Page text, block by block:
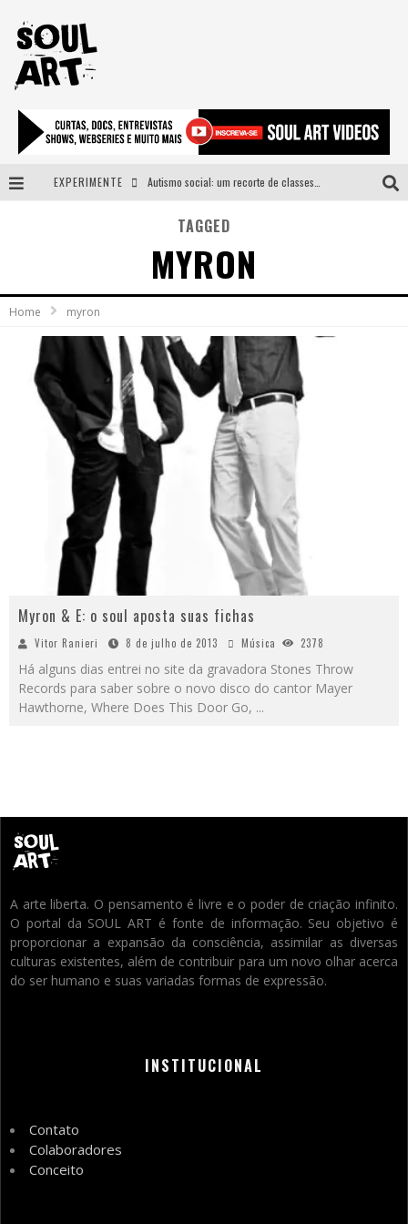
EXPERIMENTE
A subida da rampa é diferente!
Faça o bem! Mas, sem olhar a quem!?
Novo single de Arnaldo Tifu, “De Testa” explora brasilidade em sons, cores e símbolos
TAGGED
MYRON
Home myron
Myron & E: o soul aposta suas fichas
Vitor Ranieri 8 de julho de 2013 Música 2378
Há alguns dias entrei no site da gravadora Stones Throw
Records para saber sobre o novo disco do cantor Mayer
Hawthorne, Where Does This Door Go, ...
A arte liberta. O pensamento é livre e o poder de criação infinito.
O portal da SOUL ART é fonte de informação. Seu objetivo é
proporcionar a expansão da consciência, assimilar as diversas
culturas existentes, além de contribuir para um novo olhar acerca
do ser humano e suas variadas formas de expressão.
INSTITUCIONAL
Contato
Colaboradores
Conceito